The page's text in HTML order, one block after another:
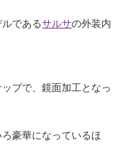
であるサルサの外装内
プで、鏡面加工となっ
豪華になっているほ